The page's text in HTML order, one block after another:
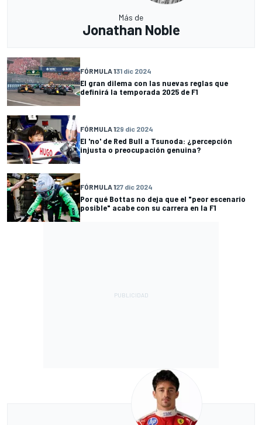
Más de
Jonathan Noble
FÓRMULA 131 dic 2024
El gran dilema con las nuevas reglas que
definirá la temporada 2025 de F1
FÓRMULA 129 dic 2024
El 'no' de Red Bull a Tsunoda: ¿percepción
injusta o preocupación genuina?
FÓRMULA 127 dic 2024
Por qué Bottas no deja que el "peor escenario
posible" acabe con su carrera en la F1